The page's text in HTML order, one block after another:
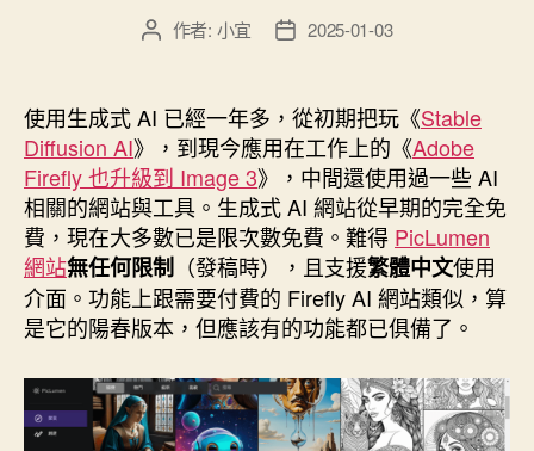
文
者
作者: 小宜
文
佈
日
期
2025-01-03
使用生成式 AI 已經一年多，從初期把玩《Stable
Diffusion AI》，到現今應用在工作上的《Adobe
Firefly 也升級到 Image 3》，中間還使用過一些 AI
相關的網站與工具。生成式 AI 網站從早期的完全免
費，現在大多數已是限次數免費。難得 PicLumen
網站無任何限制 （發稿時），且支援繁體中文使用
介面。功能上跟需要付費的 Firefly AI 網站類似，算
是它的陽春版本，但應該有的功能都已俱備了。